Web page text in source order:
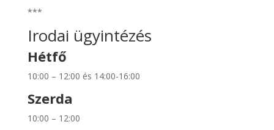
***
Irodai ügyintézés
Hétfő
10:00 – 12:00 és 14:00-16:00
Szerda
10:00 – 12:00